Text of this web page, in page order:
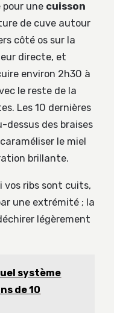
une cuisson
de cuve autour
côté os sur la
directe, et
environ 2h30 à
le reste de la
Les 10 dernières
dessus des braises
le miel
brillante.
vos ribs sont cuits,
une extrémité ; la
légèrement
système
de 10